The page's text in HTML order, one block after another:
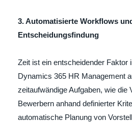
3. Automatisierte Workflows
Entscheidungsfindung
Zeit ist ein entscheidender Faktor
Dynamics 365 HR Management
zeitaufwändige Aufgaben, wie die
Bewerbern anhand definierter
automatische Planung von